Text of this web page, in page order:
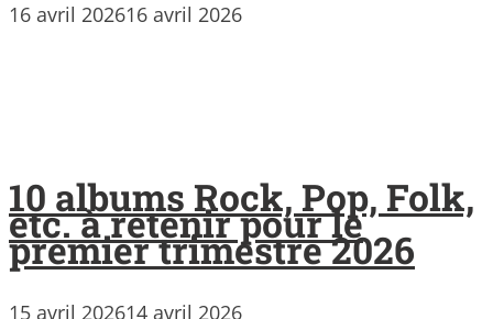
16 avril 202616 avril 2026
10 albums Rock, Pop, Folk,
etc. à retenir pour le
premier trimestre 2026
15 avril 202614 avril 2026